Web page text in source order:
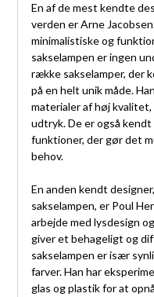
En af de mest kendte
verden er Arne
minimalistiske og
sakselampen er ingen
række sakselamper, der
på en helt unik måde.
materialer af høj
udtryk. De er også
funktioner, der gør det
behov.
En anden kendt
sakselampen, er Poul
arbejde med lysdesign
giver et behageligt og
sakselampen er især
farver. Han har
glas og plastik for at